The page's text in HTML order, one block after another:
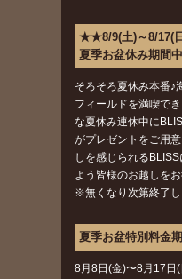
★★8/9(土)～8/17(
夏季お盆休み期間
そろそろ夏休み本番♪
フィールドを満喫で
な夏休み連休中に
がプレゼントをご用
しを感じられる
よう皆様のお越しを
※無くなり次第終了し
夏季お盆特別料金
8月8日(金)〜8月17日